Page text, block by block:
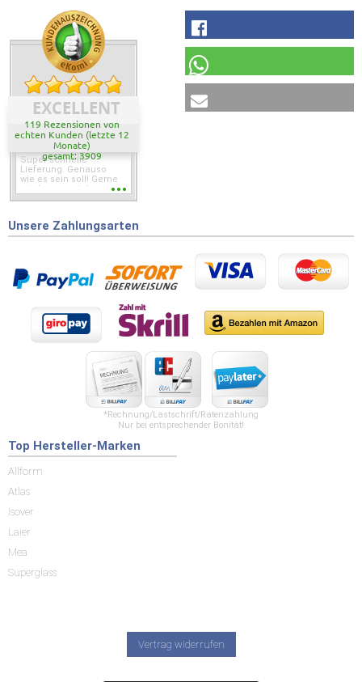
EXCELLENT
119 Rezensionen von
echten Kunden (letzte 12
Monate)
gesamt: 3909
Super schnelle
Lieferung. Genauso
wie es sein soll! Gerne
wieder wenn ich was
Unsere Zahlungsarten
*Rechnung/Lastschrift/Ratenzahlung
Nur bei entsprechender Bonität!
Top Hersteller-Marken
Allform
Atlas
Isover
Laier
Mea
Superglass
Vertrag widerrufen